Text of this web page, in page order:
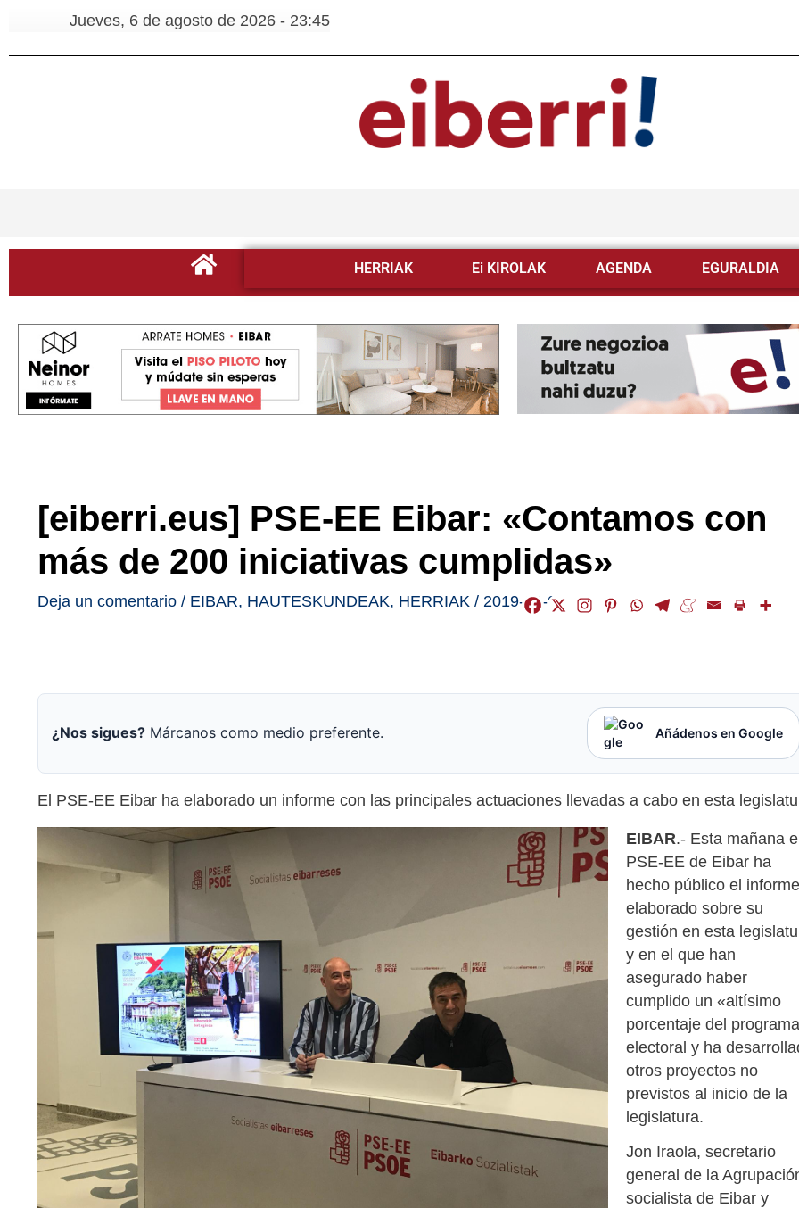
Jueves, 6 de agosto de 2026 - 23:45
HERRIAK Ei KIROLAK AGENDA EGURALDIA
[eiberri.eus] PSE-EE Eibar: «Contamos con
más de 200 iniciativas cumplidas»
Deja un comentario / EIBAR, HAUTESKUNDEAK, HERRIAK / 2019-04-04
¿Nos sigues? Márcanos como medio preferente. Añádenos en Google
El PSE-EE Eibar ha elaborado un informe con las principales actuaciones llevadas a cabo en esta
EIBAR.- Esta mañana
PSE-EE de Eibar ha
hecho público el informe
elaborado sobre su
gestión en esta
y en el que han
asegurado haber
cumplido un «altísimo
porcentaje del programa
electoral y ha
otros proyectos no
previstos al inicio de la
legislatura.
Jon Iraola, secretario
general de la
socialista de Eibar y